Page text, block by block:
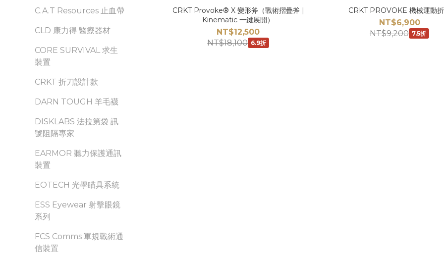
C.A.T Resources 止血帶
CLD 康力得 醫療器材
CORE SURVIVAL 求生
裝置
CRKT 折刀設計款
DARN TOUGH 羊毛襪
DISKLABS 法拉第袋 訊
號阻隔專家
EARMOR 聽力保護通訊
裝置
EOTECH 光學瞄具系統
ESS Eyewear 射擊眼鏡
系列
FCS Comms 軍規戰術通
信裝置
CRKT Provoke® X 變形斧（戰術摺疊斧 |
Kinematic 一鍵展開）
NT$12,500
NT$18,100 6.9折
CRKT PROVOKE 機械運動
NT$6,900
NT$9,200 7.5折